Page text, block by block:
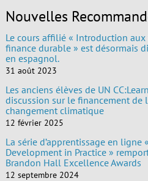
Nouvelles
Le cours affilié « Introduction
finance durable » est désormais
en espagnol.
31 août 2023
Les anciens élèves de UN
discussion sur le financement de
changement climatique
12 février 2025
La série d’apprentissage en ligne
Development in Practice »
Brandon Hall Excellence Awards
12 septembre 2024